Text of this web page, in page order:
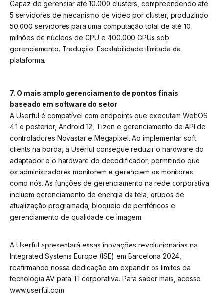
Capaz de gerenciar até 10.000 clusters, compreendendo até
5 servidores de mecanismo de vídeo por cluster, produzindo
50.000 servidores para uma computação total de até 10
milhões de núcleos de CPU e 400.000 GPUs sob
gerenciamento. Tradução: Escalabilidade ilimitada da
plataforma.
7. O mais amplo gerenciamento de pontos finais
baseado em software do setor
A Userful é compatível com endpoints que executam WebOS
4.1 e posterior, Android 12, Tizen e gerenciamento de API de
controladores Novastar e Megapixel. Ao implementar soft
clients na borda, a Userful consegue reduzir o hardware do
adaptador e o hardware do decodificador, permitindo que
os administradores monitorem e gerenciem os monitores
como nós. As funções de gerenciamento na rede corporativa
incluem gerenciamento de energia da tela, grupos de
atualização programada, bloqueio de periféricos e
gerenciamento de qualidade de imagem.
A Userful apresentará essas inovações revolucionárias na
Integrated Systems Europe (ISE) em Barcelona 2024,
reafirmando nossa dedicação em expandir os limites da
tecnologia AV para TI corporativa. Para saber mais, acesse
www.userful.com